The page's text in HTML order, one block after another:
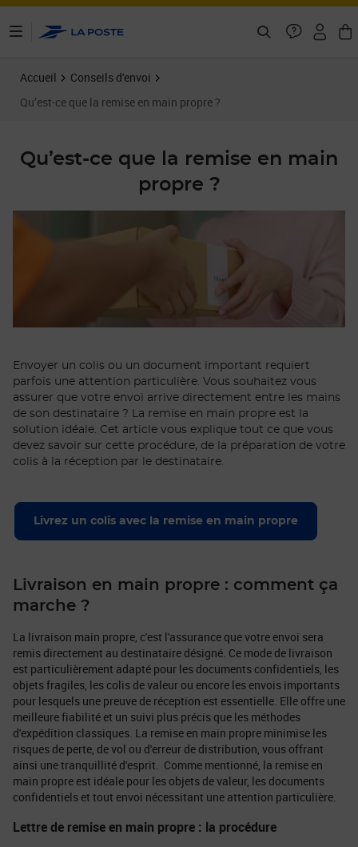
Accueil
Conseils d'envoi
Qu’est-ce que la remise en main propre ?
Qu’est-ce que la remise en main
propre ?
Envoyer un colis ou un document important requiert
parfois une attention particulière. Vous souhaitez vous
assurer que votre envoi arrive directement entre les mains
de son destinataire ? La remise en main propre est la
solution idéale. Cet article vous explique tout ce que vous
devez savoir sur cette procédure, de la préparation de votre
colis à la réception par le destinataire.
Livrez un colis avec la remise en main propre
Livraison en main propre : comment ça
marche ?
La livraison main propre, c'est l'assurance que votre envoi sera
remis directement au destinataire désigné. Ce mode de livraison
est particulièrement adapté pour les documents confidentiels, les
objets fragiles, les colis de valeur ou encore les envois importants
pour lesquels une preuve de réception est essentielle. Elle offre une
meilleure fiabilité et un suivi plus précis que les méthodes
d'expédition classiques. La remise en main propre minimise les
risques de perte, de vol ou d'erreur de distribution, vous offrant
ainsi une tranquillité d'esprit. Comme mentionné, la remise en
main propre est idéale pour les objets de valeur, les documents
confidentiels et tout envoi nécessitant une attention particulière.
Lettre de remise en main propre : la procédure